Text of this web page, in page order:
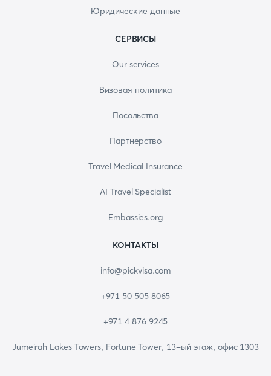
Юридические данные
СЕРВИСЫ
Our services
Визовая политика
Посольства
Партнерство
Travel Medical Insurance
AI Travel Specialist
Embassies.org
КОНТАКТЫ
info@pickvisa.com
+971 50 505 8065
+971 4 876 9245
Jumeirah Lakes Towers, Fortune Tower, 13-ый этаж, офис 1303